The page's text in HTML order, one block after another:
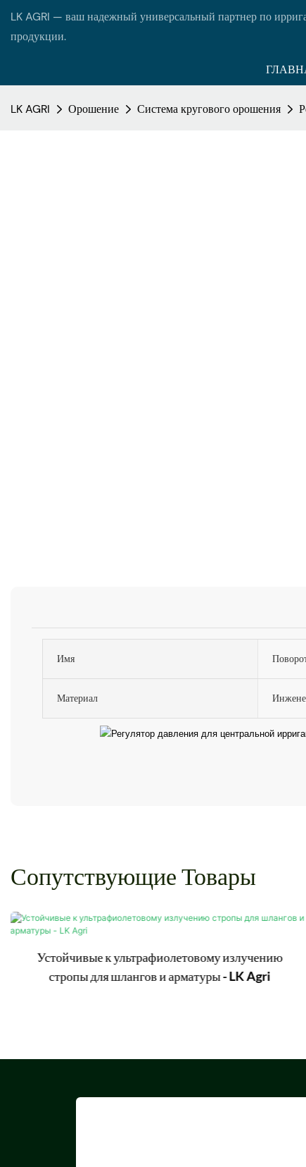
LK AGRI — ваш надежный универсальный партнер по
продукции.
LK AGRI Орошение Система кругового орошения
Имя
Материал
Сопутствующие Товары
Устойчивые к ультрафиолетовому излучению
стропы для шлангов и арматуры - LK Agri